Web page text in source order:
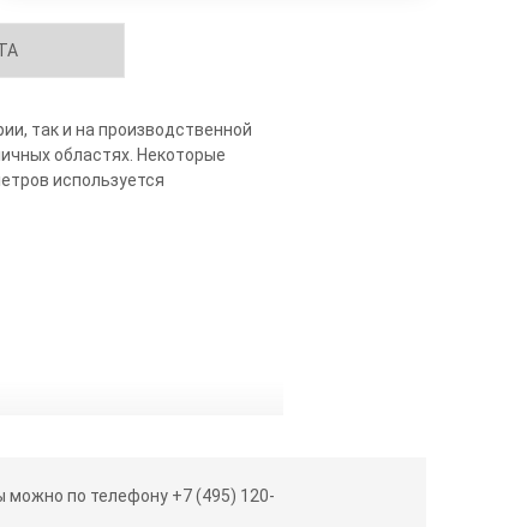
так и на производственной
областях. Некоторые
используется
можно по телефону +7 (495) 120-